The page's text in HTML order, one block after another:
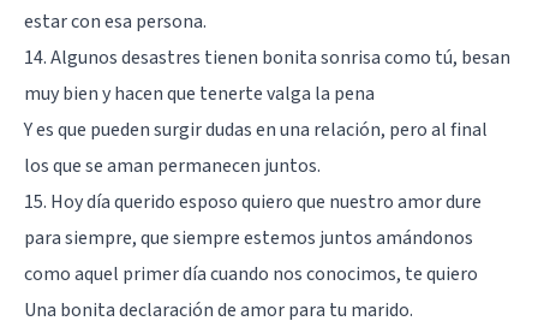
estar con esa persona.
14. Algunos desastres tienen bonita sonrisa como tú, besan
muy bien y hacen que tenerte valga la pena
Y es que pueden surgir dudas en una relación, pero al final
los que se aman permanecen juntos.
15. Hoy día querido esposo quiero que nuestro amor dure
para siempre, que siempre estemos juntos amándonos
como aquel primer día cuando nos conocimos, te quiero
Una bonita declaración de amor para tu marido.